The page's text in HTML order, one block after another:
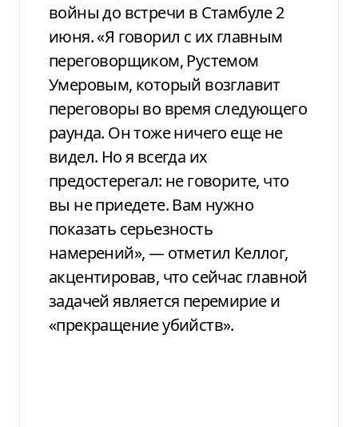
войны до встречи в Стамбуле 2
июня. «Я говорил с их главным
переговорщиком, Рустемом
Умеровым, который возглавит
переговоры во время следующего
раунда. Он тоже ничего еще не
видел. Но я всегда их
предостерегал: не говорите, что
вы не приедете. Вам нужно
показать серьезность
намерений», — отметил Келлог,
акцентировав, что сейчас главной
задачей является перемирие и
«прекращение убийств».